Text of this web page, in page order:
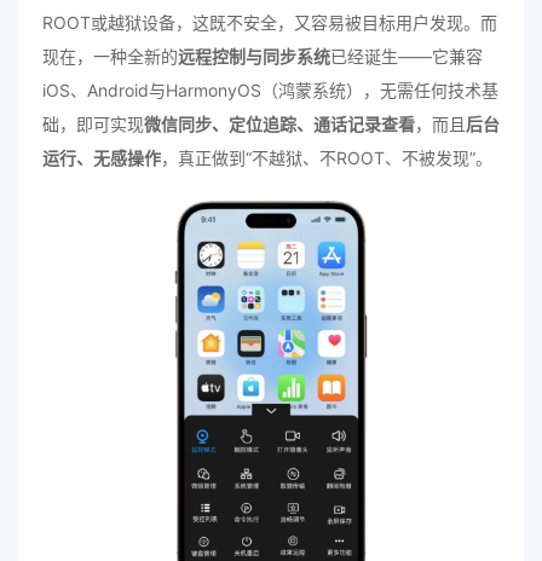
ROOT或越狱设备，这既不安全，又容易被目标用户发现。而
现在，一种全新的远程控制与同步系统已经诞生——它兼容
iOS、Android与HarmonyOS（鸿蒙系统），无需任何技术基
础，即可实现微信同步、定位追踪、通话记录查看，而且后台
运行、无感操作，真正做到“不越狱、不ROOT、不被发现”。